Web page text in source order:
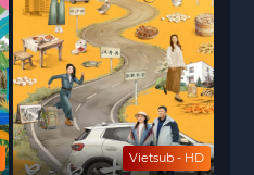
Vietsub - HD